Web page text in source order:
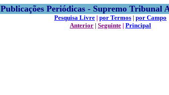
Publicações Periódicas - Supremo Tribunal
Pesquisa Livre | por Termos | por Campo
Anterior | Seguinte | Principal